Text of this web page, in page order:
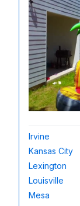
Irvine
Kansas City
Lexington
Louisville
Mesa